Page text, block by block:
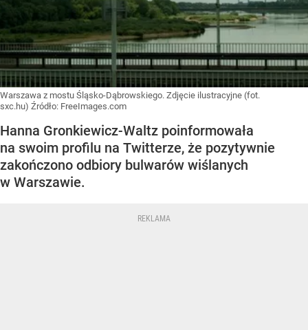
Warszawa z mostu Śląsko-Dąbrowskiego. Zdjęcie ilustracyjne (fot.
sxc.hu) Źródło: FreeImages.com
Hanna Gronkiewicz-Waltz poinformowała
na swoim profilu na Twitterze, że pozytywnie
zakończono odbiory bulwarów wiślanych
w Warszawie.